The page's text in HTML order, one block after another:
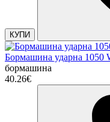
КУПИ
Бормашина ударна
бормашина
40.26€